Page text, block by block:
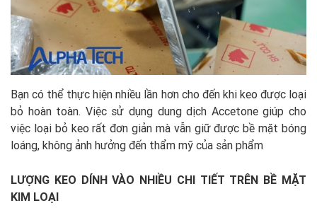
Bạn có thể thực hiện nhiều lần hơn cho đến khi keo được loại
bỏ hoàn toàn. Việc sử dụng dung dịch Accetone giúp cho
việc loại bỏ keo rất đơn giản mà vẫn giữ được bề mặt bóng
loáng, không ảnh hưởng đến thẩm mỹ của sản phẩm
LƯỢNG KEO DÍNH VÀO NHIỀU CHI TIẾT TRÊN BỀ MẶT
KIM LOẠI